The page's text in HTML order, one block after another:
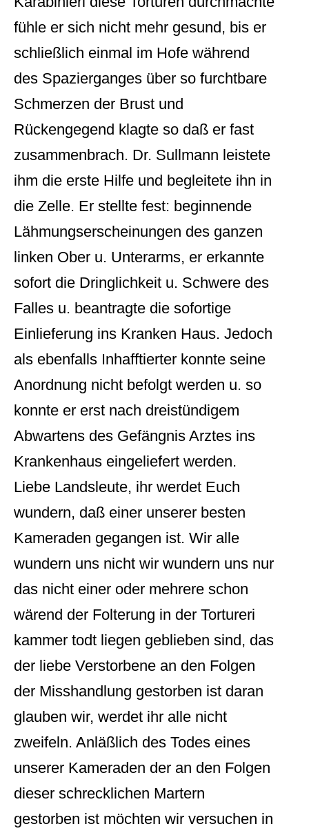
fühle er sich nicht mehr gesund, bis er
schließlich einmal im Hofe während
des Spazierganges über so furchtbare
Schmerzen der Brust und
Rückengegend klagte so daß er fast
zusammenbrach. Dr. Sullmann leistete
ihm die erste Hilfe und begleitete ihn in
die Zelle. Er stellte fest: beginnende
Lähmungserscheinungen des ganzen
linken Ober u. Unterarms, er erkannte
sofort die Dringlichkeit u. Schwere des
Falles u. beantragte die sofortige
Einlieferung ins Kranken Haus. Jedoch
als ebenfalls Inhafftierter konnte seine
Anordnung nicht befolgt werden u. so
konnte er erst nach dreistündigem
Abwartens des Gefängnis Arztes ins
Krankenhaus eingeliefert werden.
Liebe Landsleute, ihr werdet Euch
wundern, daß einer unserer besten
Kameraden gegangen ist. Wir alle
wundern uns nicht wir wundern uns nur
das nicht einer oder mehrere schon
wärend der Folterung in der Tortureri
kammer todt liegen geblieben sind, das
der liebe Verstorbene an den Folgen
der Misshandlung gestorben ist daran
glauben wir, werdet ihr alle nicht
zweifeln. Anläßlich des Todes eines
unserer Kameraden der an den Folgen
dieser schrecklichen Martern
gestorben ist möchten wir versuchen in